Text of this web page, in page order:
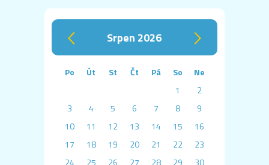
‹ srpen 2026 ›
Po Út St Čt Pá So
Ne
1
2
3
4 5 6 7 8
9
10
11 12 13 14 15
16
17
18 19 20 21 22
23
24
25 26 27 28 29 30